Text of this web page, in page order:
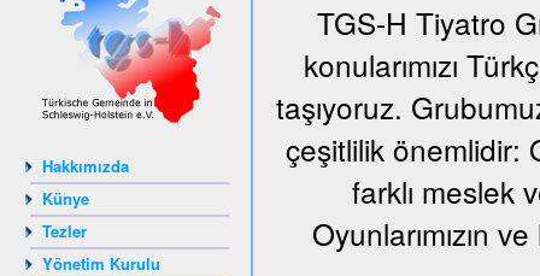
Hakkımızda
Künye
Tezler
Yönetim Kurulu
TGS-H Tiyatro
konularımızı
taşıyoruz.
çeşitlilik önemlidir:
farklı meslek
Oyunlarımızın